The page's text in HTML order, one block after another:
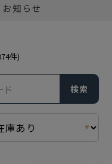
知らせ
件)
検索